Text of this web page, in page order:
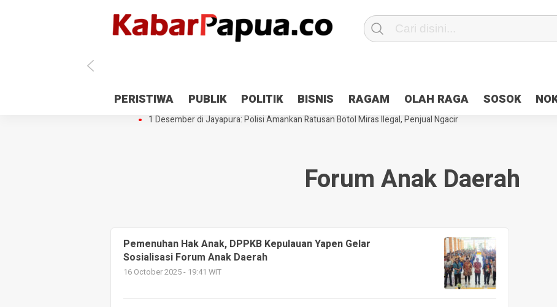
PERISTIWA PUBLIK POLITIK BISNIS RAGAM OLAH RAGA SOSOK
Antisipasi 1 Desember, TNI Polri Patroli 2×24 jam di Kota Jayapura
Pesan Sejuk Polri di Deklarasi Pemilu
Gedung Perpustakaan SMPN 5 Sentani Terbakar
Hibah Pilkada Jayapura Cair 10 Persen, Deposit Kas
1 Desember di Jayapura: Polisi Amankan Ratusan Botol Miras Ilegal, Penjual Ngacir
Forum Anak Daerah
Pemenuhan Hak Anak, DPPKB Kepulauan Yapen Gelar
Sosialisasi Forum Anak Daerah
16 October 2025 - 19:41 WIT